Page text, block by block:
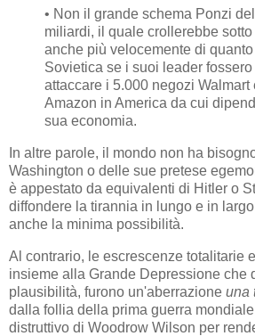
• Non il grande schema Ponzi
miliardi, il quale crollerebbe
anche più velocemente di
Sovietica se i suoi leader
attaccare i 5.000 negozi Walmart
Amazon in America da cui
sua economia.
In altre parole, il mondo non ha
Washington o delle sue pretese
è appestato da equivalenti di Hitler o
diffondere la tirannia in lungo e in
anche la minima possibilità.
Al contrario, le escrescenze totalitarie
insieme alla Grande Depressione che
plausibilità, furono un'aberrazione una
dalla follia della prima guerra
distruttivo di Woodrow Wilson per